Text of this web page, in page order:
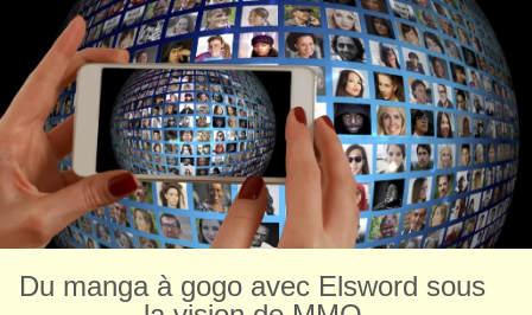
Du manga à gogo avec Elsword sous